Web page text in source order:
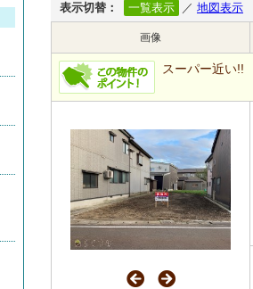
表示切替： 一覧表示 ／ 地図表示
画像
スーパー近い!!